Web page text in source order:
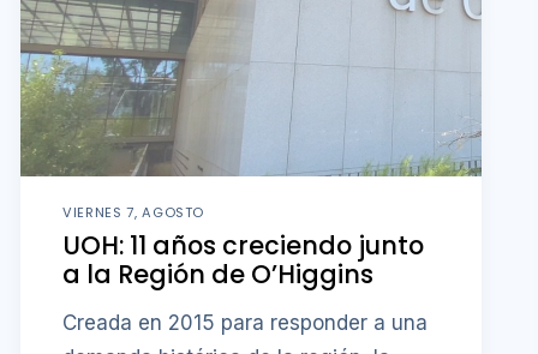
VIERNES 7, AGOSTO
UOH: 11 años creciendo junto
a la Región de O’Higgins
Creada en 2015 para responder a una